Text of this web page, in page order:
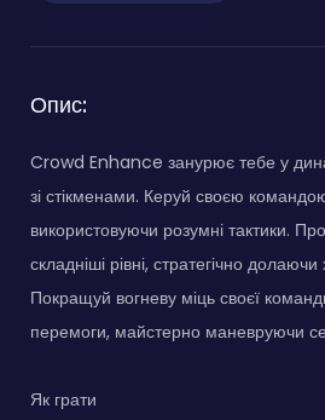
Опис:
Crowd Enhance занурює тебе у
зі стікменами. Керуй своєю
використовуючи розумні тактики.
складніші рівні, стратегічно долаючи
Покращуй вогневу міць своєї
перемоги, майстерно маневруючи
Як грати